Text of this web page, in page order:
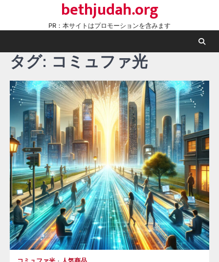
content
bethjudah.org
PR：本サイトはプロモーションを含みます
タグ: コミュファ光